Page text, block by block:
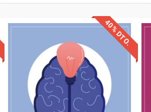
40% DTO.
Descuentos especiales
Sin requisitos de acceso
Diploma